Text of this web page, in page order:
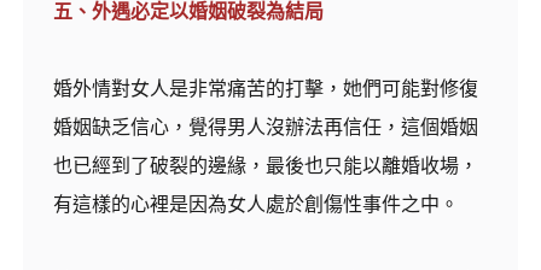
五、外遇必定以婚姻破裂為結局
婚外情對女人是非常痛苦的打擊，她們可能對修復
婚姻缺乏信心，覺得男人沒辦法再信任，這個婚姻
也已經到了破裂的邊緣，最後也只能以離婚收場，
有這樣的心裡是因為女人處於創傷性事件之中。